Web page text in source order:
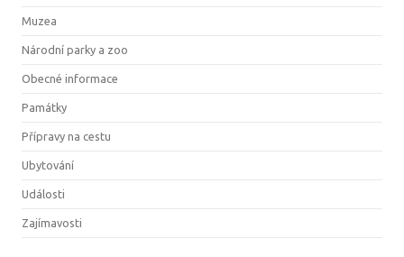
Muzea
Národní parky a zoo
Obecné informace
Památky
Přípravy na cestu
Ubytování
Události
Zajímavosti